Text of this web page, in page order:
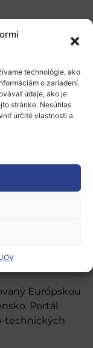
technológie, ako
o zariadení.
údaje, ako je
stránke. Nesúhlas
určité vlastnosti a
sa musíte
Európskou
Portál
technických